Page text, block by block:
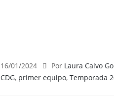
16/01/2024 Por Laura Calvo
CDG, primer equipo,Temporada